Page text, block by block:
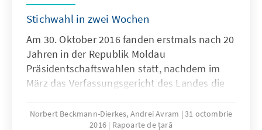
Stichwahl in zwei Wochen
Am 30. Oktober 2016 fanden erstmals nach 20
Jahren in der Republik Moldau
Präsidentschaftswahlen statt, nachdem im
März das Verfassungsgericht des Landes die
Einführung der Wahl des Staatsoberhauptes
durch das Parlament für verfassungswidrig
Norbert Beckmann-Dierkes, Andrei Avram
31 octombrie
2016
Rapoarte de țară